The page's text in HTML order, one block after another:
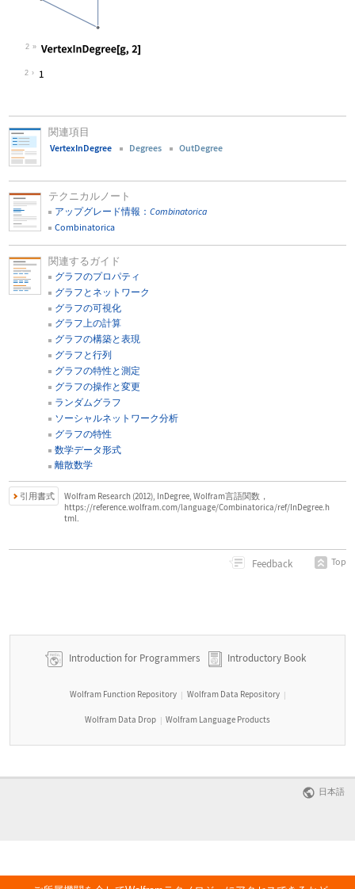
2
Wolfram Language code:
2
関連項目
VertexInDegree Degrees OutDegree
テクニカルノート
アップグレード情報：Combinatorica
Combinatorica
関連するガイド
グラフのプロパティ
グラフとネットワーク
グラフの可視化
グラフ上の計算
グラフの構築と表現
グラフと行列
グラフの特性と測定
グラフの操作と変更
ランダムグラフ
ソーシャルネットワーク分析
グラフの特性
数学データ形式
離散数学
引用書式
Wolfram Research (2012), InDegree, Wolfram言語関数，
https://reference.wolfram.com/language/Combinatorica/ref/InDegree.h
tml.
Feedback Top
Introduction for Programmers Introductory Book
Wolfram Function Repository | Wolfram Data Repository |
Wolfram Data Drop | Wolfram Language Products
日本語